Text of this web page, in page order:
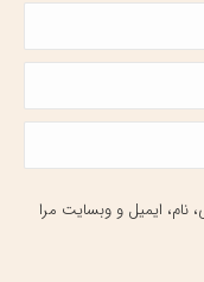
ایمیل و وبسایت مرا